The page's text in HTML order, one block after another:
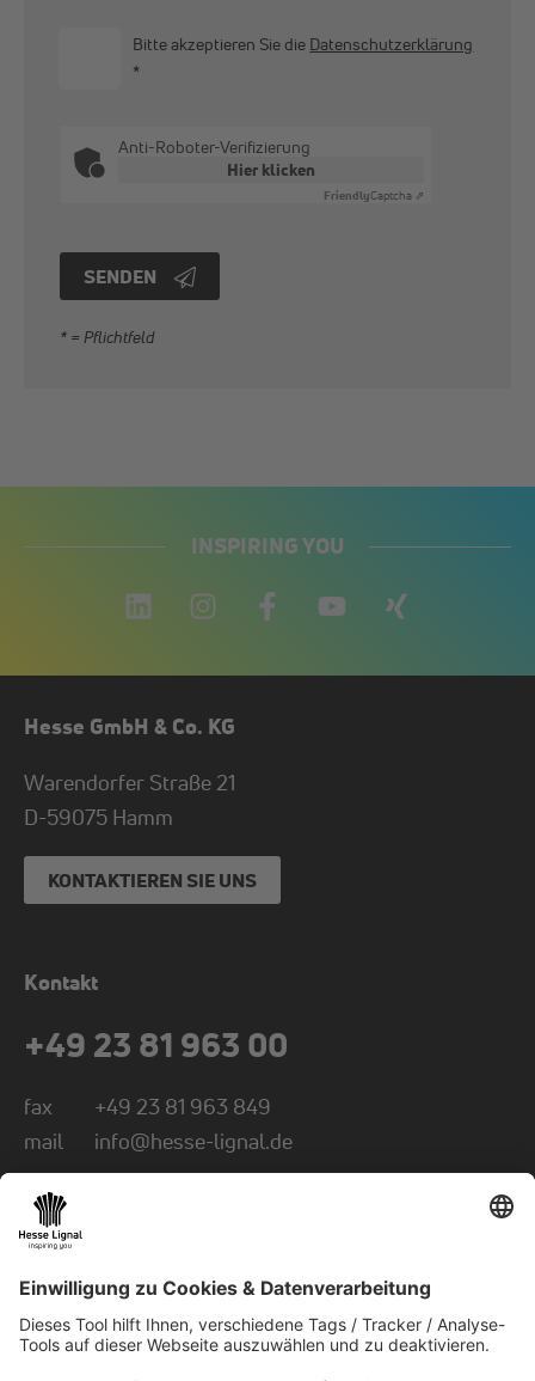
Bitte akzeptieren Sie die Datenschutzerklärung
*
Anti-Roboter-Verifizierung
Hier klicken
FriendlyCaptcha ⇗
SENDEN
* = Pflichtfeld
INSPIRING YOU
Hesse GmbH & Co. KG
Warendorfer Straße 21
D-59075 Hamm
KONTAKTIEREN SIE UNS
Kontakt
+49 23 81 963 00
fax
+49 23 81 963 849
mail
info@hesse-lignal.de
Newsletter
Monatliche News über innovative Produkte
Wählen Sie Ihr Themengebiet: Handwerk oder